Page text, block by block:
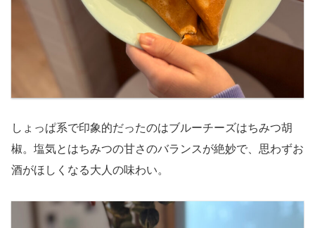
しょっぱ系で印象的だったのはブルーチーズはちみつ胡
椒。塩気とはちみつの甘さのバランスが絶妙で、思わずお
酒がほしくなる大人の味わい。